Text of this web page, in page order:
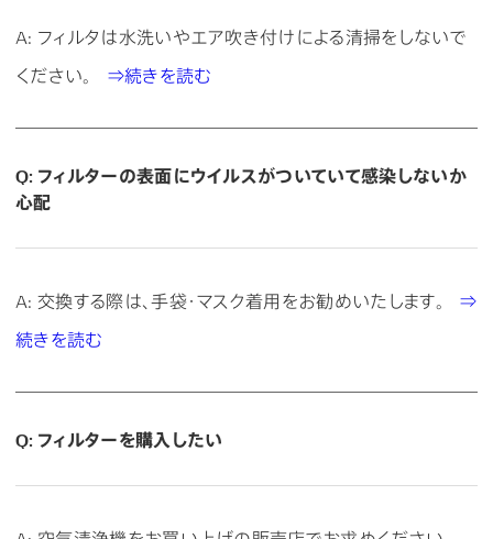
A: フィルタは水洗いやエア吹き付けによる清掃をしないで
ください。 ⇒続きを読む
Q: フィルターの表面にウイルスがついていて感染しないか
心配
A: 交換する際は、手袋・マスク着用をお勧めいたします。 ⇒
続きを読む
Q: フィルターを購入したい